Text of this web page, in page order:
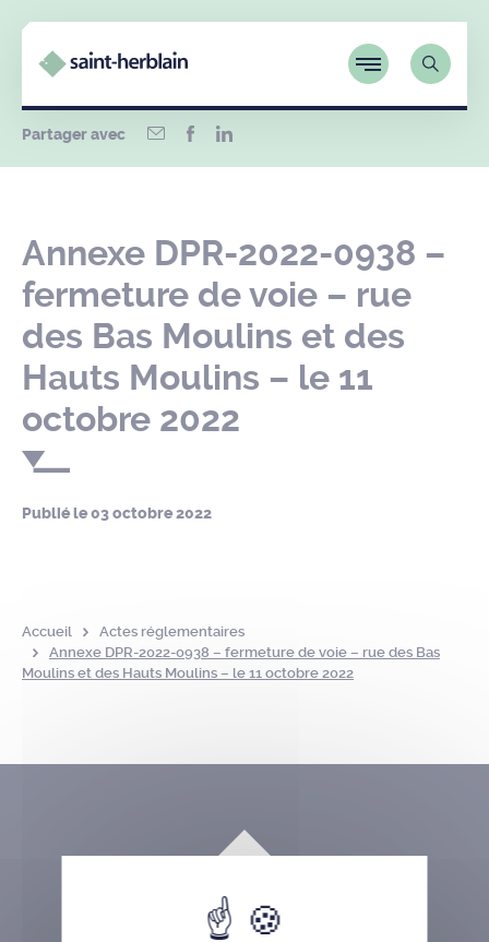
Partager avec
Annexe DPR-2022-0938 –
fermeture de voie – rue
des Bas Moulins et des
Hauts Moulins – le 11
octobre 2022
Publié le03 octobre 2022
Accueil
Actes réglementaires
Annexe DPR-2022-0938 – fermeture de voie – rue des Bas
Moulins et des Hauts Moulins – le 11 octobre 2022